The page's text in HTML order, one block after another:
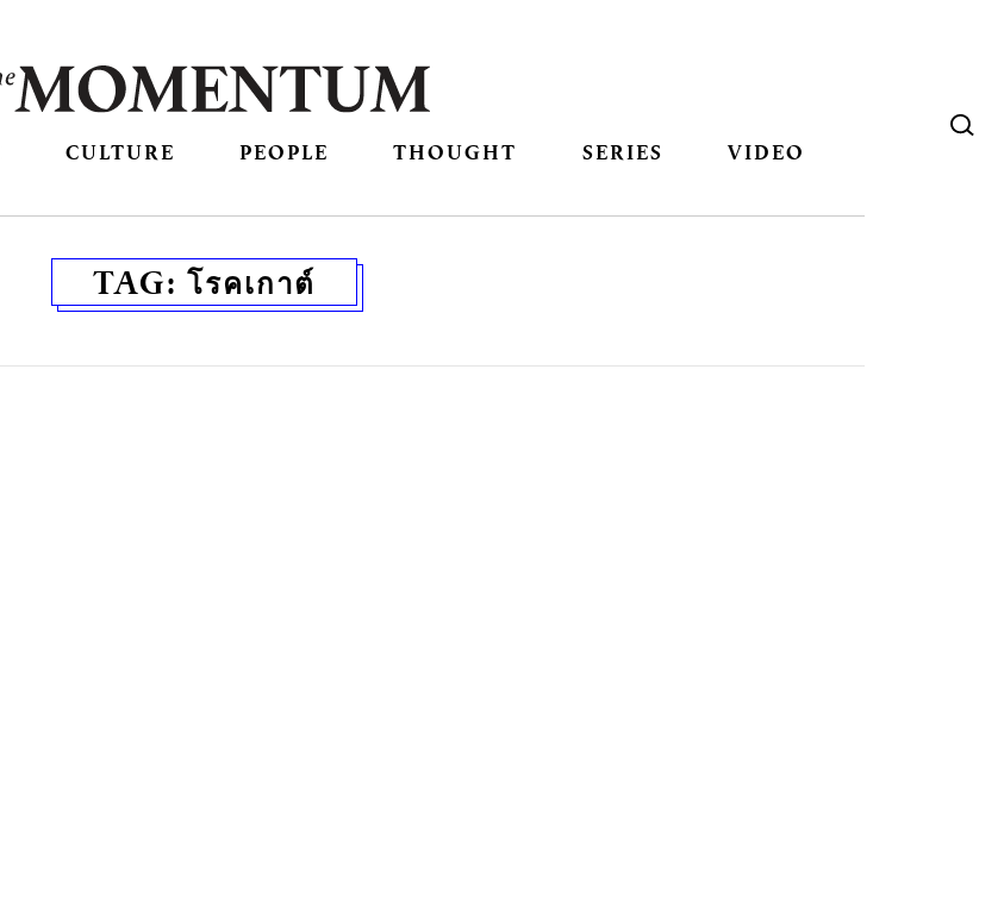
CULTURE PEOPLE THOUGHT SERIES VIDEO
TAG: โรคเกาต์